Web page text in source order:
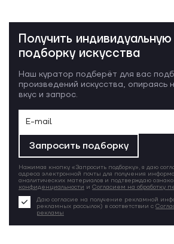
Получить индивидуальную
подборку искусства
Наш куратор подберёт для вас
произведений искусства, опираясь
вкус и запрос.
Запросить подборку
Нажимая кнопку «Запросить подборку», я даю
адреса электронной почты для получения
аналитических материалов и подтверждаю
конфиденциальности и Согласием на обработку
Даю согласие на получение рекламной
рекламных рассылок) в соответствии с
рекламы